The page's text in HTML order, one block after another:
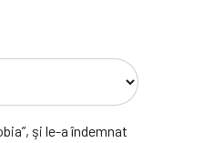
şi le-a îndemnat